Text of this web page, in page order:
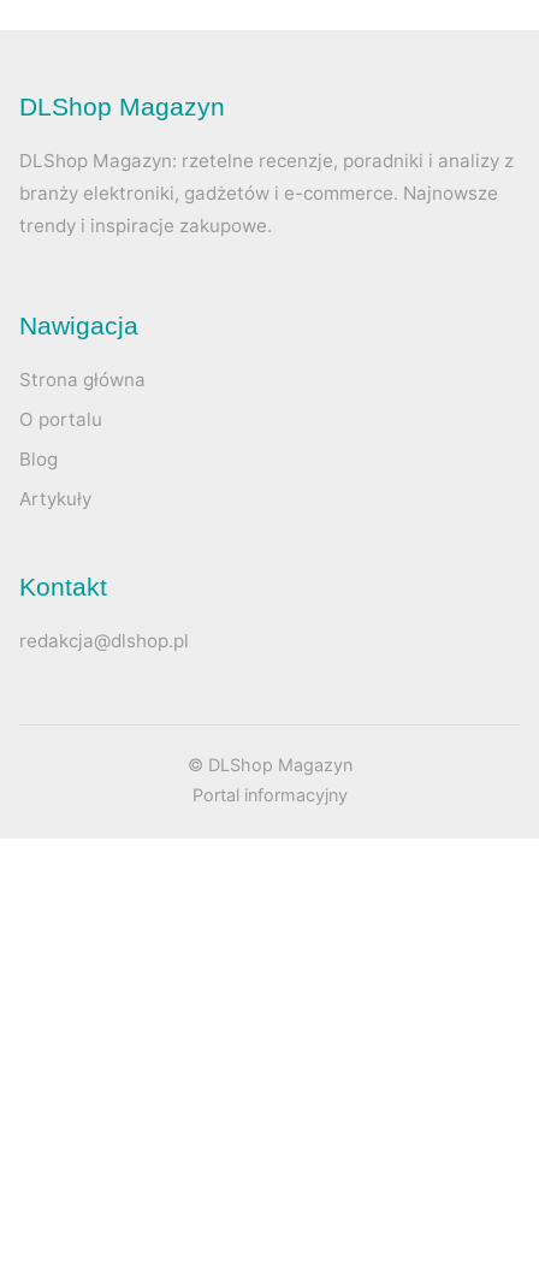
DLShop Magazyn
DLShop Magazyn: rzetelne recenzje, poradniki i analizy z
branży elektroniki, gadżetów i e-commerce. Najnowsze
trendy i inspiracje zakupowe.
Nawigacja
Strona główna
O portalu
Blog
Artykuły
Kontakt
redakcja@dlshop.pl
© DLShop Magazyn
Portal informacyjny